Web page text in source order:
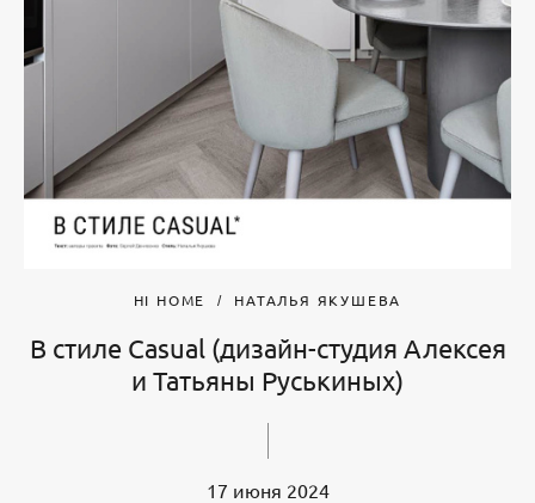
HI HOME НАТАЛЬЯ ЯКУШЕВА
В стиле Casual (дизайн-студия Алексея
и Татьяны Руськиных)
17 июня 2024